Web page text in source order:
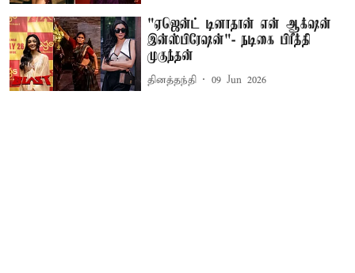
"ஏஜென்ட் டினாதான் என் ஆக்‌ஷன்
இன்ஸ்பிரேஷன்"- நடிகை பிரீத்தி
முகுந்தன்
தினத்தந்தி 09 Jun 2026